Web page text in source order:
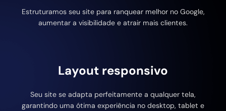
Estruturamos seu site para ranquear melhor no Google,
aumentar a visibilidade e atrair mais clientes.
Layout responsivo
Seu site se adapta perfeitamente a qualquer tela,
garantindo uma ótima experiência no desktop, tablet e